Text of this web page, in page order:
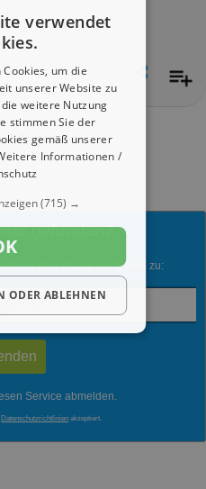
2 Angebote
gefunden?
zu Ihrer Suche per E-Mail zu:
Service abmelden.
Datenschutzrichtlinien akzeptiert.
verwendet
um die
unserer Website zu
weitere Nutzung
stimmen Sie der
gemäß unserer
Informationen /
(715) →
ODER ABLEHNEN